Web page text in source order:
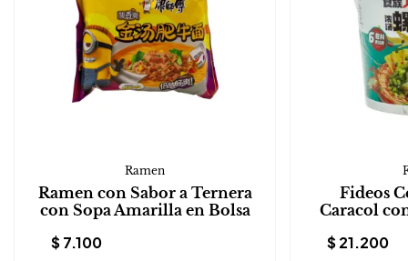
Ramen
Ramen con Sabor a Ternera
con Sopa Amarilla en Bolsa
$7.100
Fideos
Caracol
$21.200